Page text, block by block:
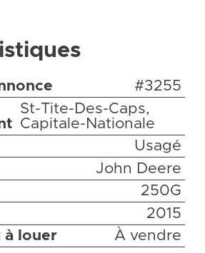
#3255
St-Tite-Des-Caps,
Capitale-Nationale
Usagé
John Deere
250G
2015
à louer
À vendre